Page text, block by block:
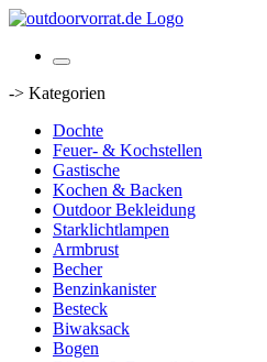
-> Kategorien
Dochte
Feuer- & Kochstellen
Gastische
Kochen & Backen
Outdoor Bekleidung
Starklichtlampen
Armbrust
Becher
Benzinkanister
Besteck
Biwaksack
Bogen